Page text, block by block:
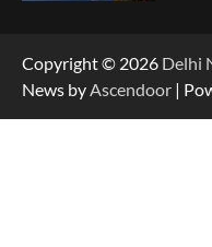
Copyright © 2026 Delhi
News byAscendoor |